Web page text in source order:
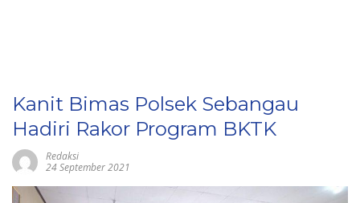
Kanit Bimas Polsek Sebangau
Hadiri Rakor Program BKTK
Redaksi
24 September 2021